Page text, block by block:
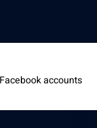
accounts